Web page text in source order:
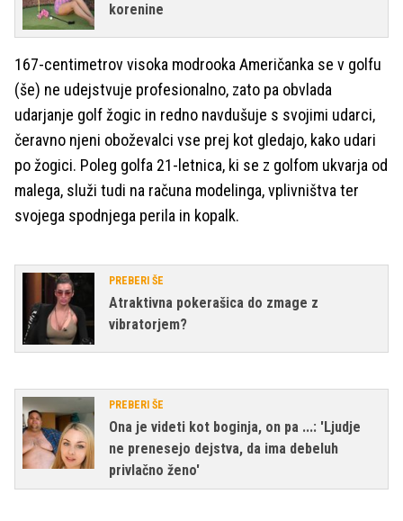
korenine
167-centimetrov visoka modrooka Američanka se v golfu
(še) ne udejstvuje profesionalno, zato pa obvlada
udarjanje golf žogic in redno navdušuje s svojimi udarci,
čeravno njeni oboževalci vse prej kot gledajo, kako udari
po žogici. Poleg golfa 21-letnica, ki se z golfom ukvarja od
malega, služi tudi na računa modelinga, vplivništva ter
svojega spodnjega perila in kopalk.
PREBERI ŠE
Atraktivna pokerašica do zmage z
vibratorjem?
PREBERI ŠE
Ona je videti kot boginja, on pa ...: 'Ljudje
ne prenesejo dejstva, da ima debeluh
privlačno ženo'